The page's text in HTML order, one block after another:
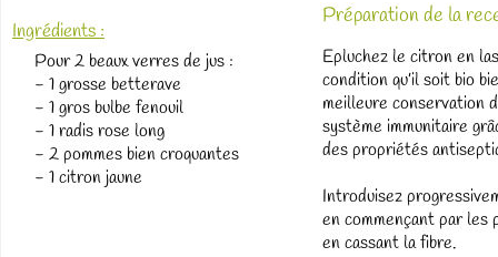
Ingrédients :
Pour 2 beaux verres de jus :
- 1 grosse betterave
- 1 gros bulbe fenouil
- 1 radis rose long
- 2 pommes bien croquantes
- 1 citron jaune
Préparation de la
Epluchez le citron en
condition qu’il soit bio
meilleure conservation
système immunitaire
des propriétés
Introduisez
en commençant par les
en cassant la fibre.